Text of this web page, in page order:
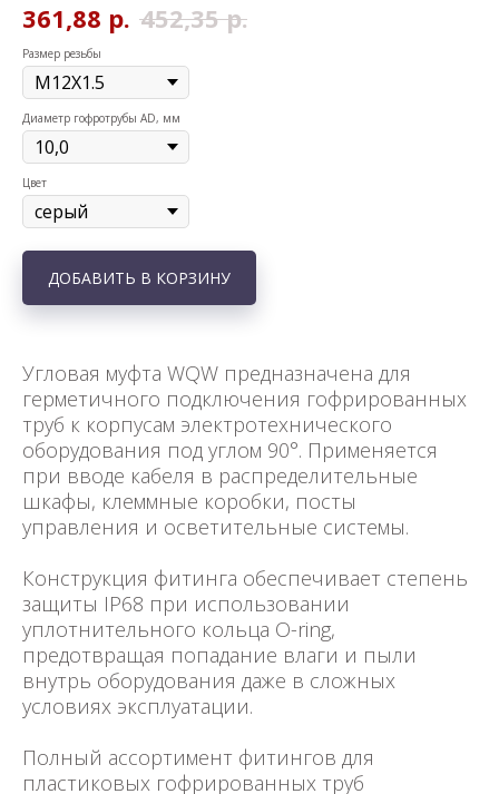
361,88 р. 452,35 р.
Размер резьбы
Диаметр гофротрубы AD, мм
Цвет
ДОБАВИТЬ В КОРЗИНУ
Угловая муфта WQW предназначена для
герметичного подключения гофрированных
труб к корпусам электротехнического
оборудования под углом 90°. Применяется
при вводе кабеля в распределительные
шкафы, клеммные коробки, посты
управления и осветительные системы.
Конструкция фитинга обеспечивает степень
защиты IP68 при использовании
уплотнительного кольца O-ring,
предотвращая попадание влаги и пыли
внутрь оборудования даже в сложных
условиях эксплуатации.
Полный ассортимент фитингов для
пластиковых гофрированных труб